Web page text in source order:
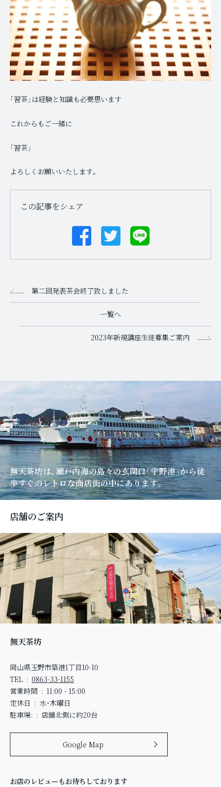
「習茶」は経験と知識も必要思います
これからもご一緒に
「習茶」
よろしくお願いいたします。
この記事をシェア
第二回発表茶会終了致しました
一覧へ
2023年新規講座生徒募集ご案内
無天茶坊は、瀬戸内海の島々の玄関口「宇野港」から徒
歩すぐのレトロな商店街の中にあります。
店舗のご案内
無天茶坊
岡山県玉野市築港1丁目10-10
TEL
0863-33-1155
営業時間
11:00 - 15:00
定休日
水・木曜日
駐車場:
店舗北側に約20台
Google Map
お店のレビューもお待ちしております